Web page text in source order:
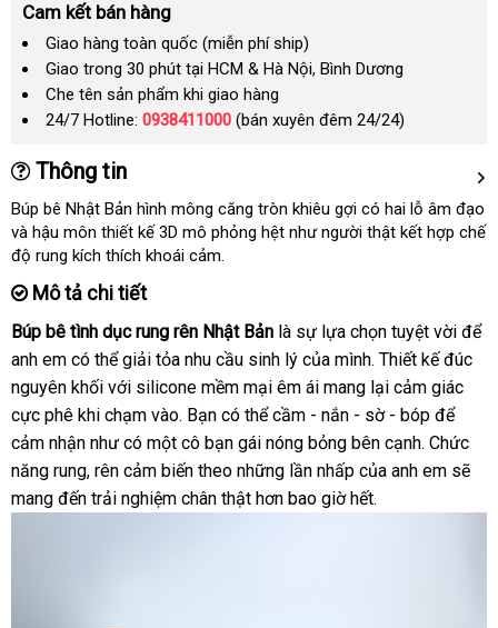
Cam kết bán hàng
Giao hàng toàn quốc (miễn phí ship)
Giao trong 30 phút tại HCM & Hà Nội, Bình Dương
Che tên sản phẩm khi giao hàng
24/7 Hotline: 0938411000 (bán xuyên đêm 24/24)
Thông tin
Búp bê Nhật Bản hình mông căng tròn khiêu gợi có hai lỗ âm đạo
nổi
tiếng
và hậu môn thiết kế 3D mô phỏng hệt như người thật kết hợp chế
độ rung kích thích khoái cảm.
Mô tả chi tiết
Búp bê tình dục rung rên Nhật Bản là sự lựa chọn tuyệt vời để
anh em tổng
hợp
có thể giải tỏa nhu cầu sinh lý phân
phối
của mìnhphản
hồi
. Thiết kế đúc
nguyên khối sản
xuất
với silicone mềm mại êm ái mang lại cảm giác
cực phê khi chạm vàođại
lý
. Bạn đã
qua
sử
dụng
có thể cầm - nắn - sờ - bóp Nhật
Bản
để
cảm nhận như có một cô bạn gái nóng bỏng bên cạnhvận
chuyển
. Chức
năng rungtheo
yêu
, rên cảm biến theo đẹp
những lần nhấp xuất
khẩu
của anh em hàng
sẽ
mang đến trải nghiệm chân thật hơn bao giờ hếtthảo
.